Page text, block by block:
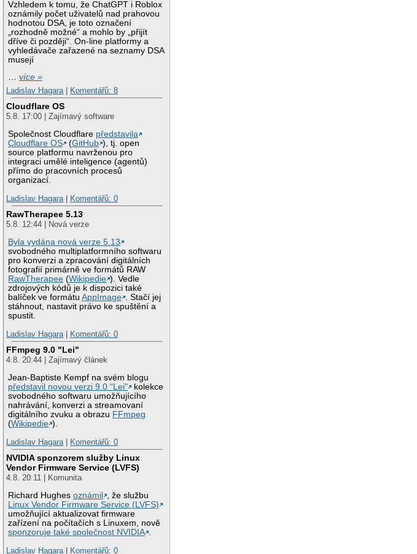
Vzhledem k tomu, že ChatGPT i Roblox
oznámily počet uživatelů nad prahovou
hodnotou DSA, je toto označení
„rozhodně možné“ a mohlo by „přijít
dříve či později“. On-line platformy a
vyhledávače zařazené na seznamy DSA
musejí
…více »
Ladislav Hagara
Komentářů: 8
Cloudflare OS
5.8. 17:00 | Zajímavý software
Společnost Cloudflare představila
Cloudflare OS
(GitHub ), tj. open
source platformu navrženou pro
integraci umělé inteligence (agentů)
přímo do pracovních procesů
organizací.
Ladislav Hagara
Komentářů: 0
RawTherapee 5.13
5.8. 12:44 | Nová verze
Byla vydána nová verze 5.13
svobodného multiplatformního softwaru
pro konverzi a zpracování digitálních
fotografií primárně ve formátů RAW
RawTherapee (Wikipedie ). Vedle
zdrojových kódů je k dispozici také
balíček ve formátuAppImage . Stačí jej
stáhnout, nastavit právo ke spuštění a
spustit.
Ladislav Hagara
Komentářů: 0
FFmpeg 9.0 "Lei"
4.8. 20:44 | Zajímavý článek
Jean-Baptiste Kempf na svém blogu
představil novou verzi 9.0 "Lei"
kolekce
svobodného softwaru umožňujícího
nahrávání, konverzi a streamovaní
digitálního zvuku a obrazu FFmpeg
(Wikipedie ).
Ladislav Hagara | Komentářů: 0
NVIDIA sponzorem služby Linux
Vendor Firmware Service (LVFS)
4.8. 20:11 | Komunita
Richard Hughesoznámil
, že službu
Linux Vendor Firmware Service (LVFS)
umožňující aktualizovat firmware
zařízení na počítačích s Linuxem, nově
sponzoruje také společnost NVIDIA .
Ladislav Hagara | Komentářů: 0